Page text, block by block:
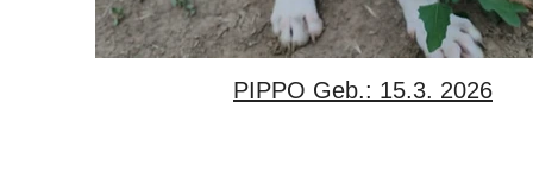
PIPPO Geb.: 15.3. 2026